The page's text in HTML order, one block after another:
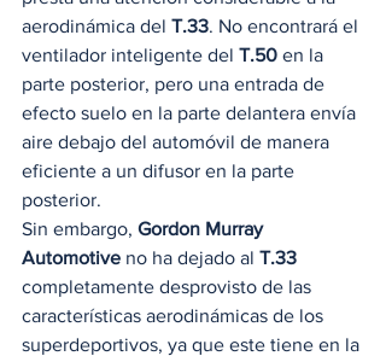
aerodinámica del T.33. No encontrará el
ventilador inteligente del T.50 en la
parte posterior, pero una entrada de
efecto suelo en la parte delantera envía
aire debajo del automóvil de manera
eficiente a un difusor en la parte
posterior.
Sin embargo, Gordon Murray
Automotive no ha dejado al T.33
completamente desprovisto de las
características aerodinámicas de los
superdeportivos, ya que este tiene en la